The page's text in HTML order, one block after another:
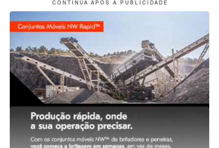
C O N T I N U A A P Ó S A P U B L I C I D A D E